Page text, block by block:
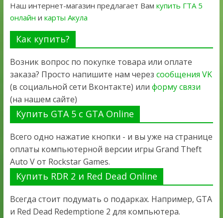
Наш интернет-магазин предлагает Вам купить ГТА 5
онлайн и карты Акула
Как купить?
Возник вопрос по покупке товара или оплате
заказа? Просто напишите нам через сообщения VK
(в социальной сети Вконтакте) или форму связи
(на нашем сайте)
Купить GTA 5 с GTA Online
Всего одно нажатие кнопки - и вы уже на странице
оплаты компьютерной версии игры Grand Theft
Auto V от Rockstar Games.
Купить RDR 2 и Red Dead Online
Всегда стоит подумать о подарках. Например, GTA
и Red Dead Redemptione 2 для компьютера.